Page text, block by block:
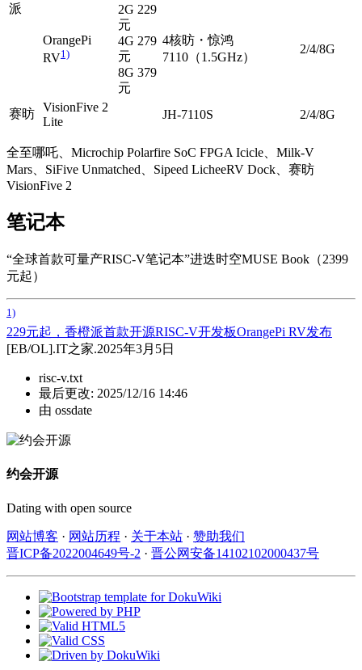
派
OrangePi
RV1)
2G 229
元
4G 279
元
8G 379
元
4核昉・惊鸿
7110（1.5GHz）
2/4/8G
赛昉 VisionFive 2
Lite
JH-7110S 2/4/8G
全至哪吒、Microchip Polarfire SoC FPGA Icicle、Milk-V
Mars、SiFive Unmatched、Sipeed LicheeRV Dock、赛昉
VisionFive 2
笔记本
“全球首款可量产RISC-V笔记本”进迭时空MUSE Book（2399
元起）
1)
229元起，香橙派首款开源RISC-V开发板OrangePi RV发布
[EB/OL].IT之家.2025年3月5日
risc-v.txt
最后更改: 2025/12/16 14:46
由 ossdate
约会开源
Dating with open source
网站博客 · 网站历程 · 关于本站 · 赞助我们
晋ICP备2022004649号-2 · 晋公网安备14102102000437号